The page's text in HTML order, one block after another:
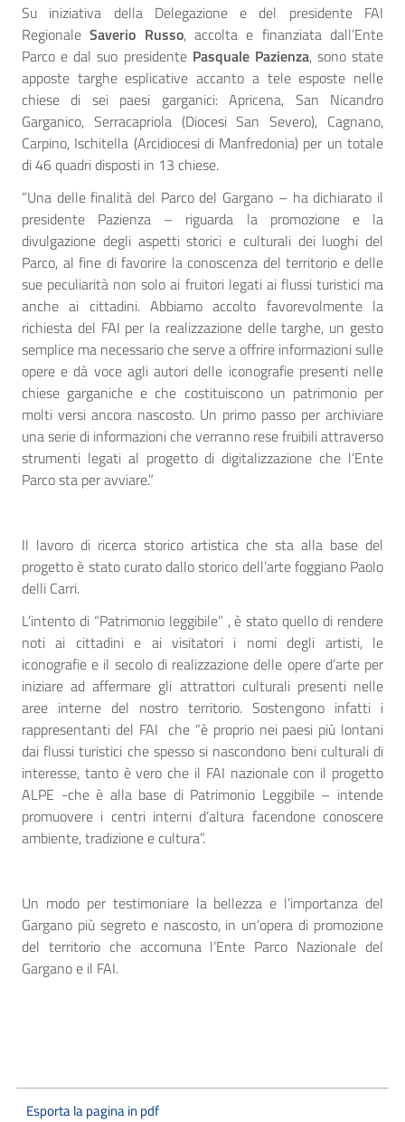
Su iniziativa della Delegazione e del presidente FAI
RegionaleSaverio Russo, accolta e finanziata dall’Ente
Parco e dal suo presidente Pasquale Pazienza, sono state
apposte targhe esplicative accanto a tele esposte nelle
chiese di sei paesi garganici: Apricena, San Nicandro
Garganico, Serracapriola (Diocesi San Severo), Cagnano,
Carpino, Ischitella (Arcidiocesi di Manfredonia) per un totale
di 46 quadri disposti in 13 chiese.
“Una delle finalità del Parco del Gargano – ha dichiarato il
presidente Pazienza – riguarda la promozione e la
divulgazione degli aspetti storici e culturali dei luoghi del
Parco, al fine di favorire la conoscenza del territorio e delle
sue peculiarità non solo ai fruitori legati ai flussi turistici ma
anche ai cittadini. Abbiamo accolto favorevolmente la
richiesta del FAI per la realizzazione delle targhe, un gesto
semplice ma necessario che serve a offrire informazioni sulle
opere e dà voce agli autori delle iconografie presenti nelle
chiese garganiche e che costituiscono un patrimonio per
molti versi ancora nascosto. Un primo passo per archiviare
una serie di informazioni che verranno rese fruibili attraverso
strumenti legati al progetto di digitalizzazione che l’Ente
Parco sta per avviare.”
Il lavoro di ricerca storico artistica che sta alla base del
progetto è stato curato dallo storico dell’arte foggiano Paolo
delli Carri.
L’intento di “Patrimonio leggibile” , è stato quello di rendere
noti ai cittadini e ai visitatori i nomi degli artisti, le
iconografie e il secolo di realizzazione delle opere d’arte per
iniziare ad affermare gli attrattori culturali presenti nelle
aree interne del nostro territorio. Sostengono infatti i
rappresentanti del FAI che “è proprio nei paesi più lontani
dai flussi turistici che spesso si nascondono beni culturali di
interesse, tanto è vero che il FAI nazionale con il progetto
ALPE -che è alla base di Patrimonio Leggibile – intende
promuovere i centri interni d’altura facendone conoscere
ambiente, tradizione e cultura”.
Un modo per testimoniare la bellezza e l’importanza del
Gargano più segreto e nascosto, in un’opera di promozione
del territorio che accomuna l’Ente Parco Nazionale del
Gargano e il FAI.
Esporta la pagina in pdf